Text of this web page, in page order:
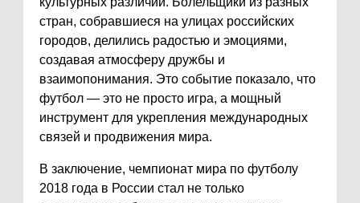
стран, собравшиеся на улицах российских
городов, делились радостью и эмоциями,
создавая атмосферу дружбы и
взаимопонимания. Это событие показало, что
футбол — это не просто игра, а мощный
инструмент для укрепления международных
связей и продвижения мира.
В заключение, чемпионат мира по футболу
2018 года в России стал не только